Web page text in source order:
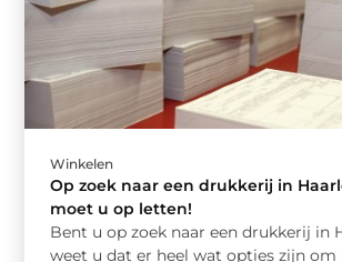
Winkelen
Op zoek naar een drukkerij in
moet u op letten!
Bent u op zoek naar een drukkerij in
weet u dat er heel wat opties zijn om